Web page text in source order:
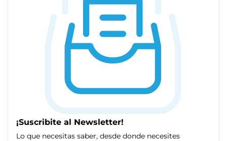
¡Suscribite al Newsletter!
Lo que necesitas saber, desde donde necesites